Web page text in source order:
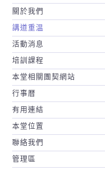
關於我們
講道重温
活動消息
培訓課程
本堂相關團契網站
行事暦
有用連結
本堂位置
聯絡我們
管理區